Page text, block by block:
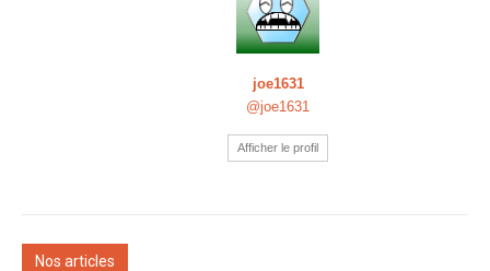
joe1631
@joe1631
Afficher le profil
Nos articles